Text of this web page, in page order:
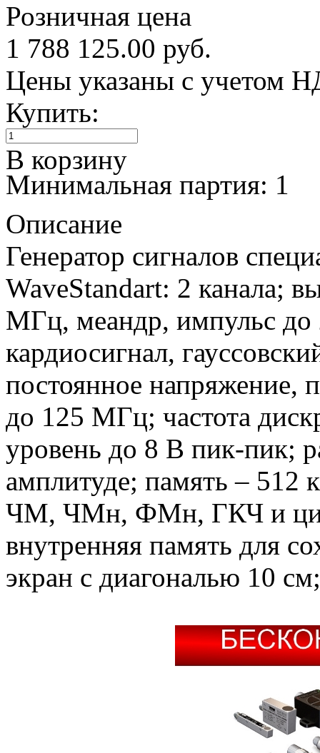
Розничная цена
1 788 125.00 руб.
Цены указаны с учетом
Купить:
В корзину
Минимальная партия: 1
Описание
Генератор сигналов
WaveStandart: 2 канала;
МГц, меандр, импульс до
кардиосигнал,
постоянное
до 125 МГц; частота
уровень до 8 В пик-пик;
амплитуде; память –
ЧМ, ЧМн, ФМн, ГКЧ и
внутренняя память для
экран с диагональю 10